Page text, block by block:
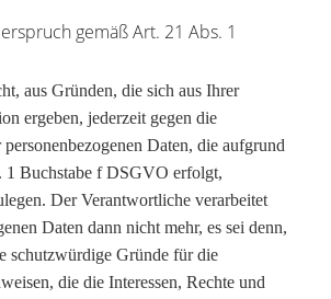
gemäß Art. 21 Abs. 1
aus Gründen, die sich aus Ihrer
ergeben, jederzeit gegen die
Daten, die aufgrund
Buchstabe f DSGVO erfolgt,
Der Verantwortliche verarbeitet
Daten dann nicht mehr, es sei denn,
schutzwürdige Gründe für die
die die Interessen, Rechte und